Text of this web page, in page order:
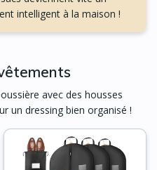
intelligent à la maison !
avec des housses
un dressing bien organisé !